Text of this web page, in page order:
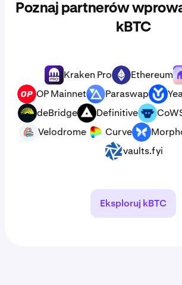
Poznaj partnerów
kBTC
Kraken Pro ETH Ethereum
OP OP Mainnet Paraswap
deBridge
Definitive
Velodrome
Curve
vaults.fyi
Eksploruj kBTC